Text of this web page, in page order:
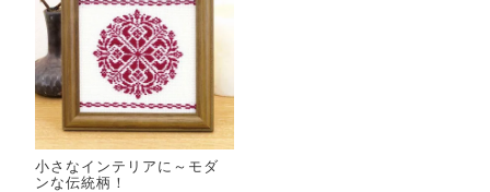
小さなインテリアに～モダ
ンな伝統柄！